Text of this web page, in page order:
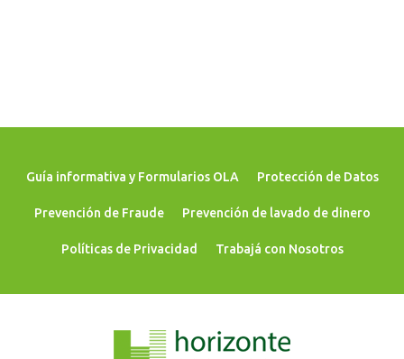
Guía informativa y Formularios OLA Protección de Datos
Prevención de Fraude Prevención de lavado de dinero
Políticas de Privacidad Trabajá con Nosotros